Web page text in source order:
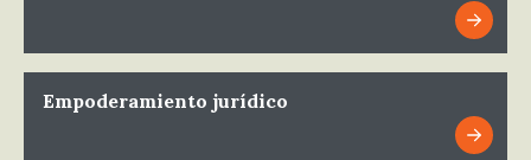
Empoderamiento jurídico